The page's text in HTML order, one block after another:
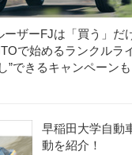
ーザーFJは「買う」だ
で始めるランクルラ
”できるキャンペーンも
早稲田大学自動
動を紹介！